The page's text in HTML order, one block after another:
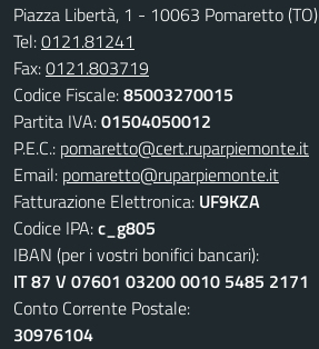
Piazza Libertà, 1 - 10063 Pomaretto (TO)
Tel:0121.81241
Fax:0121.803719
Codice Fiscale:85003270015
Partita IVA:01504050012
P.E.C.: pomaretto@cert.ruparpiemonte.it
Email: pomaretto@ruparpiemonte.it
Fatturazione Elettronica: UF9KZA
Codice IPA:c_g805
IBAN (per i vostri bonifici bancari):
IT 87 V 07601 03200 0010 5485 2171
Conto Corrente Postale:
30976104